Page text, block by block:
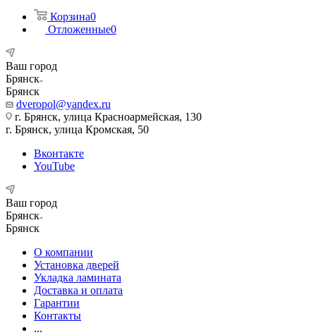
Корзина0
Отложенные0
Ваш город
Брянск
Брянск
dveropol@yandex.ru
г. Брянск, улица Красноармейская, 130
г. Брянск, улица Кромская, 50
Вконтакте
YouTube
Ваш город
Брянск
Брянск
О компании
Установка дверей
Укладка ламината
Доставка и оплата
Гарантии
Контакты
...